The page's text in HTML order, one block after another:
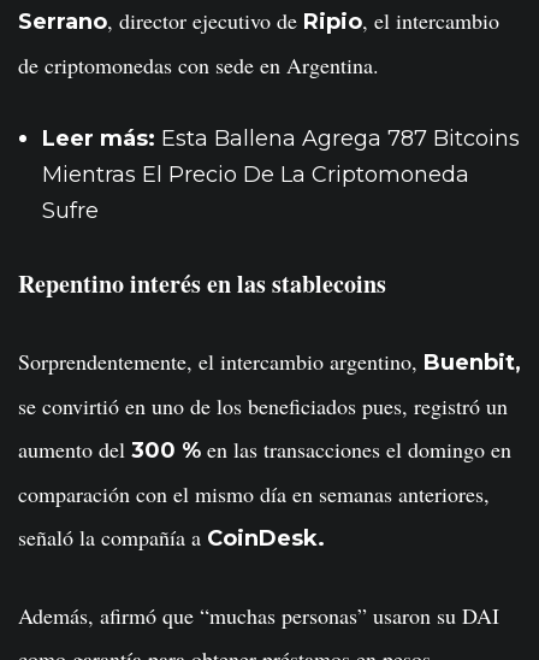
Serrano, director ejecutivo de Ripio, el intercambio
de criptomonedas con sede en Argentina.
Leer más: Esta Ballena Agrega 787 Bitcoins
Mientras El Precio De La Criptomoneda
Sufre
Repentino interés en las stablecoins
Sorprendentemente, el intercambio argentino, Buenbit,
se convirtió en uno de los beneficiados pues, registró un
aumento del 300 % en las transacciones el domingo en
comparación con el mismo día en semanas anteriores,
señaló la compañía a CoinDesk.
Además, afirmó que “muchas personas” usaron su DAI